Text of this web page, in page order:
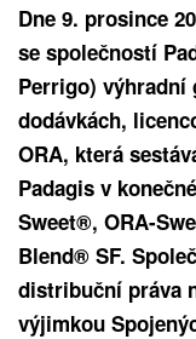
Dne 9. prosince
se společností
Perrigo) výhradní
dodávkách,
ORA, která
Padagis v
Sweet®, ORA-
Blend® SF.
distribuční práva
výjimkou